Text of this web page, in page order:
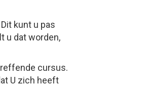
kunt u pas
u dat worden,
cursus.
U zich heeft